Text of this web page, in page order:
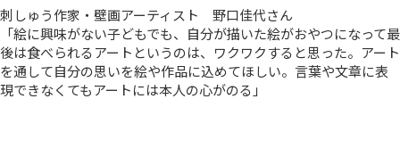
刺しゅう作家・壁画アーティスト 野口佳代さん
「絵に興味がない子どもでも、自分が描いた絵がおやつになって最
後は食べられるアートというのは、ワクワクすると思った。アート
を通して自分の思いを絵や作品に込めてほしい。言葉や文章に表
現できなくてもアートには本人の心がのる」